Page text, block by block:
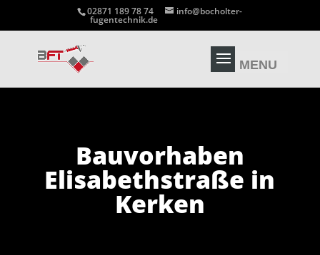
02871 189 78 74 info@bocholter-
fugentechnik.de
Bauvorhaben
Elisabethstraße in
Kerken